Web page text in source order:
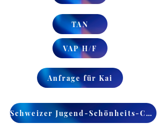
TAN
VAP H/F
Anfrage für Kai
Schweizer Jugend-Schönheits-Champion